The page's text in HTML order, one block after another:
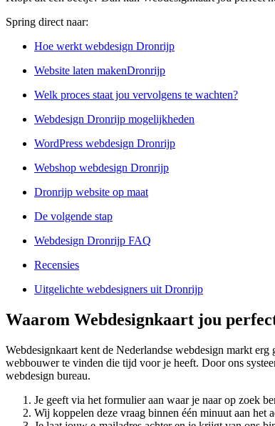
Spring direct naar:
Hoe werkt webdesign Dronrijp
Website laten makenDronrijp
Welk proces staat jou vervolgens te wachten?
Webdesign Dronrijp mogelijkheden
WordPress webdesign Dronrijp
Webshop webdesign Dronrijp
Dronrijp website op maat
De volgende stap
Webdesign Dronrijp FAQ
Recensies
Uitgelichte webdesigners uit Dronrijp
Waarom Webdesignkaart jou
Webdesignkaart kent de Nederlandse webdesign markt
webbouwer te vinden die tijd voor je heeft. Door ons
webdesign bureau.
Je geeft via het formulier aan waar je naar op zoek
Wij koppelen deze vraag binnen één minuut aan het